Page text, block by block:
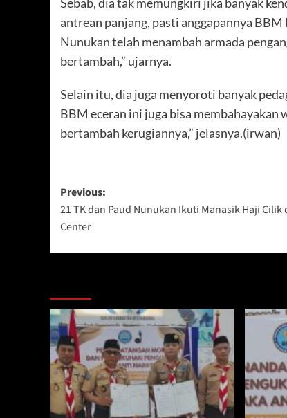
Sebab, dia tak memungkiri jika banyak
antrean panjang, pasti anggapannya
Nunukan telah menambah armada
bertambah,” ujarnya.
Selain itu, dia juga menyoroti banyak
BBM eceran ini juga bisa membahayakan
bertambah kerugiannya,” jelasnya.(irwan)
Post
navigation
Previous:
21 TK dan Paud Nunukan Ikuti Manasik Haji Cilik
Center